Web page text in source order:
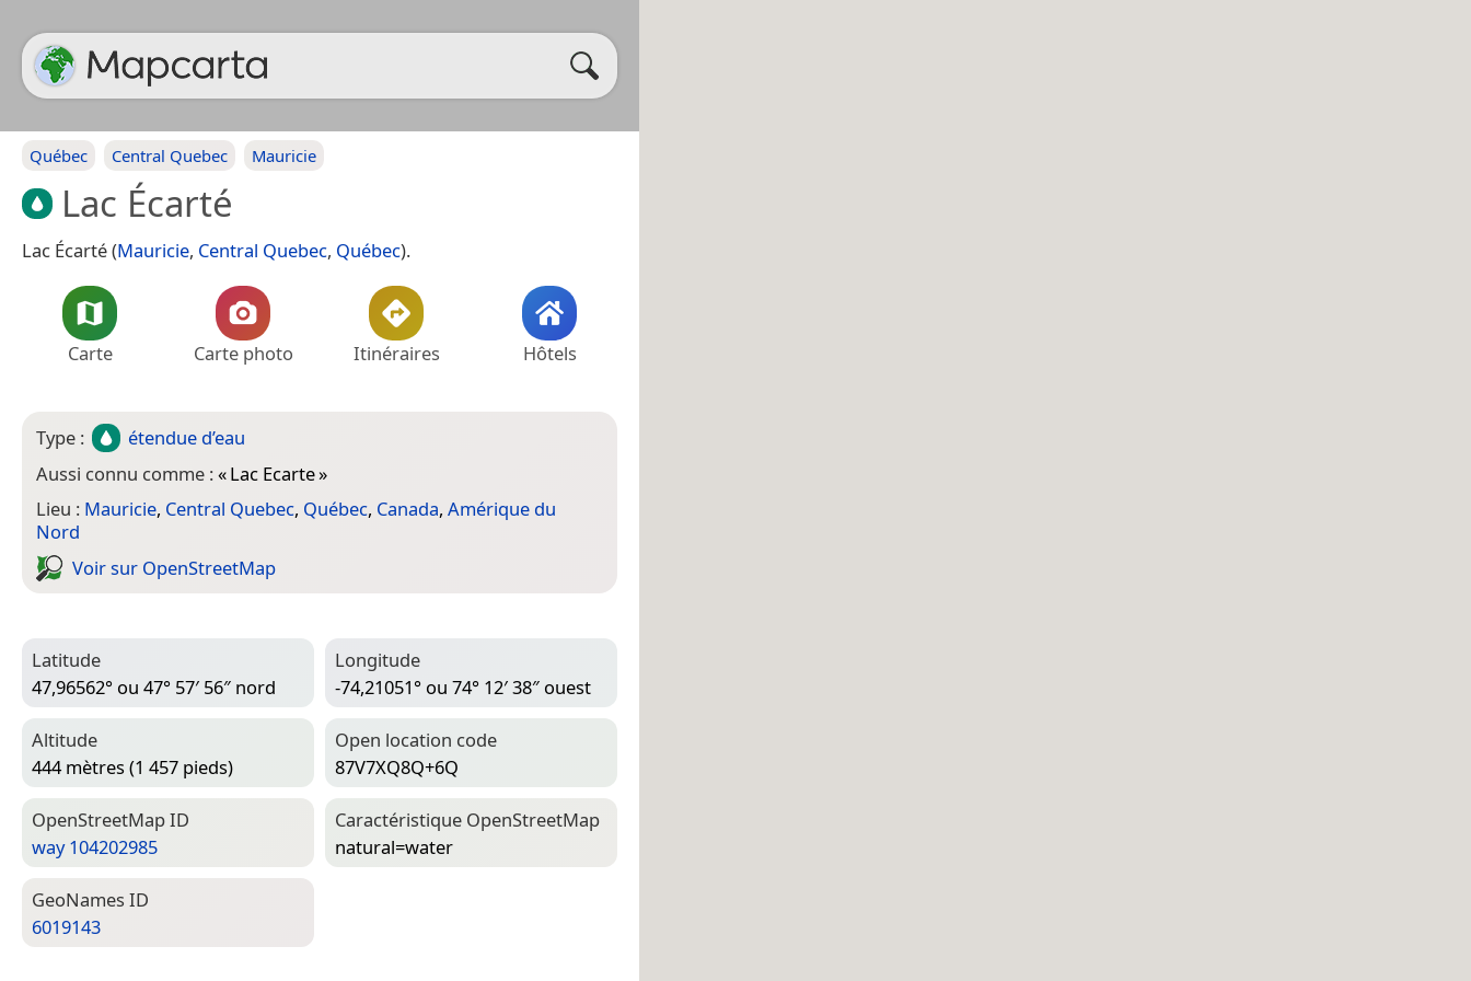
Québec Central Quebec Mauricie
Lac Écarté
Lac Écarté (Mauricie, Central Quebec, Québec).
Carte Carte photo Itinéraires Hôtels
Type :
étendue d’eau
Aussi connu comme :«Lac Ecarte»
Lieu : Mauricie, Central Quebec, Québec, Canada, Amérique du
Nord
Voir sur Open­Street­Map
Latitude
47,96562° ou 47° 57′ 56″ nord
Longitude
-74,21051° ou 74° 12′ 38″ ouest
Altitude
444 mètres (1 457 pieds)
Open location code
87V7XQ8Q+6Q
Open­Street­Map ID
way 104202985
Caractéristique Open­Street­Map
natural=­water
Geo­Names ID
6019143